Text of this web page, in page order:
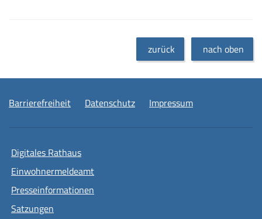
zurück nach oben
Barrierefreiheit Datenschutz Impressum
Digitales Rathaus
Einwohnermeldeamt
Presseinformationen
Satzungen